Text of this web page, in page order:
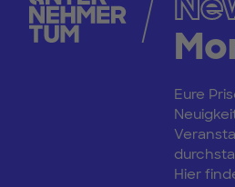
Eure
Hier